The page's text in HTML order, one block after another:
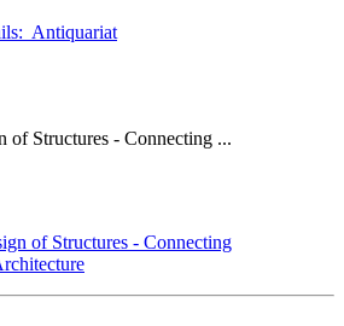
Antiquariat
of Structures - Connecting ...